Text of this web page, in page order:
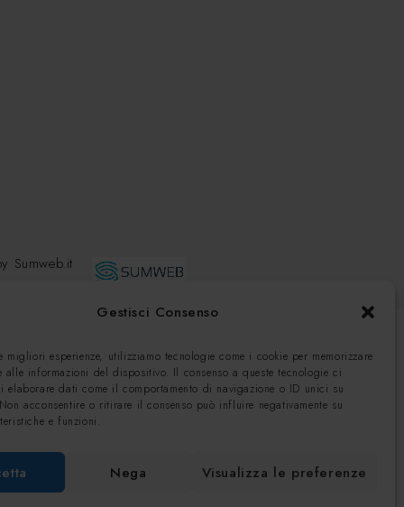
Gestisci Consenso
migliori esperienze, utilizziamo tecnologie come i cookie per memorizzare
alle informazioni del dispositivo. Il consenso a queste tecnologie ci
elaborare dati come il comportamento di navigazione o ID unici su
acconsentire o ritirare il consenso può influire negativamente su
e funzioni.
Nega Visualizza le preferenze
Sumweb.it